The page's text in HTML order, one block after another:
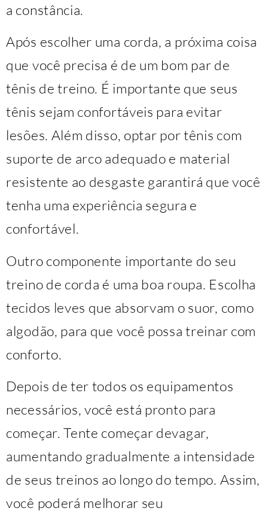
a constância.
Após escolher uma corda, a próxima coisa
que você precisa é de um bom par de
tênis de treino. É importante que seus
tênis sejam confortáveis ​​para evitar
lesões. Além disso, optar por tênis com
suporte de arco adequado e material
resistente ao desgaste garantirá que você
tenha uma experiência segura e
confortável.
Outro componente importante do seu
treino de corda é uma boa roupa. Escolha
tecidos leves que absorvam o suor, como
algodão, para que você possa treinar com
conforto.
Depois de ter todos os equipamentos
necessários, você está pronto para
começar. Tente começar devagar,
aumentando gradualmente a intensidade
de seus treinos ao longo do tempo. Assim,
você poderá melhorar seu